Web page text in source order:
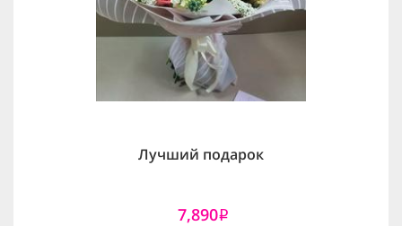
Лучший подарок
7,890i